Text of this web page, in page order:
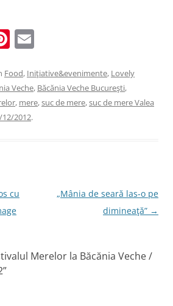
Pi
er
e
st
ai
l
Food, Iniţiative&evenimente, Lovely
Veche, Băcănia Veche Bucureşti,
, mere,suc de mere,suc de mere Valea
12/2012.
cu
„Mânia de seară las-o pe
dimineaţă” →
Merelor la Băcănia Veche /
”